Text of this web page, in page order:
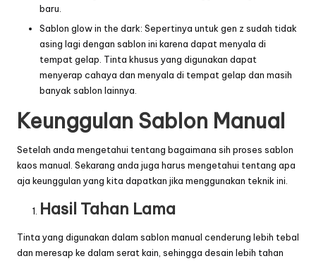
baru.
Sablon glow in the dark: Sepertinya untuk gen z sudah tidak
asing lagi dengan sablon ini karena dapat menyala di
tempat gelap. Tinta khusus yang digunakan dapat
menyerap cahaya dan menyala di tempat gelap dan masih
banyak sablon lainnya.
Keunggulan Sablon Manual
Setelah anda mengetahui tentang bagaimana sih proses sablon
kaos manual . Sekarang anda juga harus mengetahui tentang apa
aja keunggulan yang kita dapatkan jika menggunakan teknik ini.
Hasil Tahan Lama
Tinta yang digunakan dalam sablon manual cenderung lebih tebal
dan meresap ke dalam serat kain, sehingga desain lebih tahan